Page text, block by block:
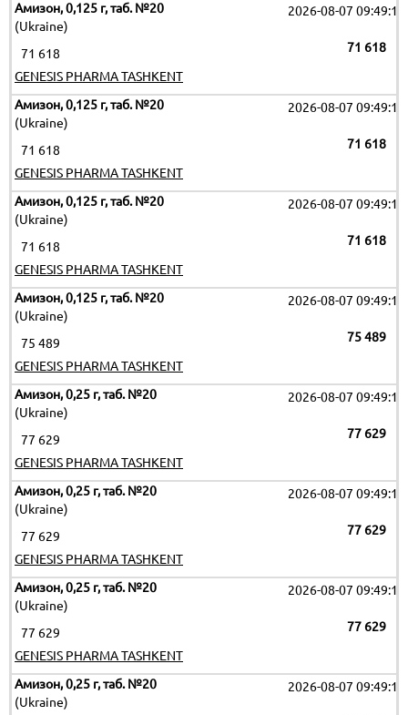
Амизон, 0,125 г, таб. №20
(Ukraine)
2026-08-07 09:49:17
71 618
71 618
GENESIS PHARMA TASHKENT
Амизон, 0,125 г, таб. №20
(Ukraine)
2026-08-07 09:49:17
71 618
71 618
GENESIS PHARMA TASHKENT
Амизон, 0,125 г, таб. №20
(Ukraine)
2026-08-07 09:49:17
71 618
71 618
GENESIS PHARMA TASHKENT
Амизон, 0,125 г, таб. №20
(Ukraine)
2026-08-07 09:49:17
75 489
75 489
GENESIS PHARMA TASHKENT
Амизон, 0,25 г, таб. №20
(Ukraine)
2026-08-07 09:49:17
77 629
77 629
GENESIS PHARMA TASHKENT
Амизон, 0,25 г, таб. №20
(Ukraine)
2026-08-07 09:49:17
77 629
77 629
GENESIS PHARMA TASHKENT
Амизон, 0,25 г, таб. №20
(Ukraine)
2026-08-07 09:49:17
77 629
77 629
GENESIS PHARMA TASHKENT
Амизон, 0,25 г, таб. №20
(Ukraine)
2026-08-07 09:49:17